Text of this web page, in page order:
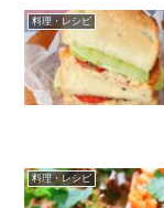
料理・レシピ
料理・レシピ